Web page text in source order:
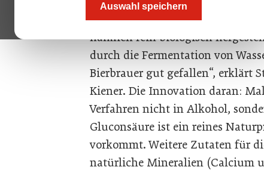
Auswahl speichern
unterscheidet. „Limonaden sind
nämlich rein biologisch
durch die Fermentation von
Bierbrauer gut gefallen“, erklärt
Kiener. Die Innovation daran:
Verfahren nicht in Alkohol,
Gluconsäure ist ein reines
vorkommt. Weitere Zutaten für
natürliche Mineralien (Calcium